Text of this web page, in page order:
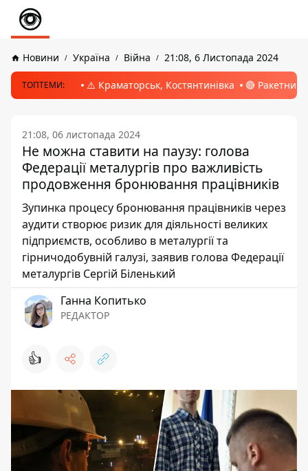
Новини Україна Війна 21:08, 6 Листопада 2024
ТОПТЕМИ: ⚠️ Краматорськ, Костянтинівка 🔴 Ракетний
21:08, 06 листопада 2024
Не можна ставити на паузу: голова
Федерації металургів про важливість
продовження бронювання працівників
Зупинка процесу бронювання працівників через
аудити створює ризик для діяльності великих
підприємств, особливо в металургії та
гірничодобувній галузі, заявив голова Федерації
металургів Сергій Біленький
Ганна Копитько
РЕДАКТОР
👍